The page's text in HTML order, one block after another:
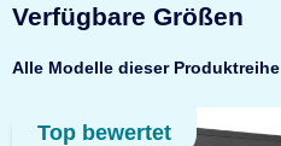
Verfügbare Größen
Alle Modelle dieser Produktreihe
Top bewertet